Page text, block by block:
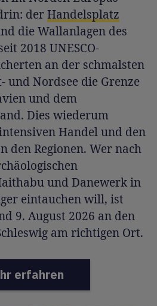
derHandelsplatz
die Wallanlagen des
2018 UNESCO-
an der schmalsten
und Nordsee die Grenze
und dem
Dies wiederum
Handel und den
den Regionen. Wer nach
und Danewerk in
eintauchen will, ist
9. August 2026 an den
am richtigen Ort.
erfahren